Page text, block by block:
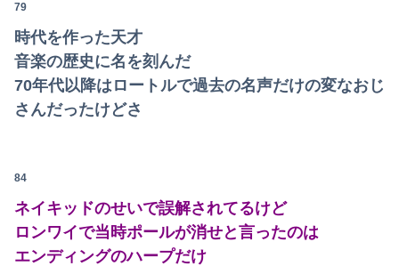
79
時代を作った天才
音楽の歴史に名を刻んだ
70年代以降はロートルで過去の名声だけの変なおじ
さんだったけどさ
84
ネイキッドのせいで誤解されてるけど
ロンワイで当時ポールが消せと言ったのは
エンディングのハープだけ